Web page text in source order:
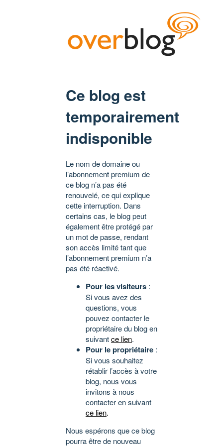
Ce blog est
temporairement
indisponible
Le nom de domaine ou
l’abonnement premium de
ce blog n’a pas été
renouvelé, ce qui explique
cette interruption. Dans
certains cas, le blog peut
également être protégé par
un mot de passe, rendant
son accès limité tant que
l’abonnement premium n’a
pas été réactivé.
Pour les visiteurs :
Si vous avez des
questions, vous
pouvez contacter le
propriétaire du blog en
suivantce lien.
Pour le propriétaire :
Si vous souhaitez
rétablir l’accès à votre
blog, nous vous
invitons à nous
contacter en suivant
ce lien.
Nous espérons que ce blog
pourra être de nouveau